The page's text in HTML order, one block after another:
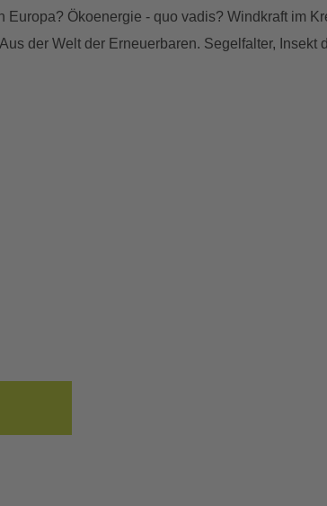
Europa? Ökoenergie - quo vadis? Windkraft im
der Welt der Erneuerbaren. Segelfalter, Insekt